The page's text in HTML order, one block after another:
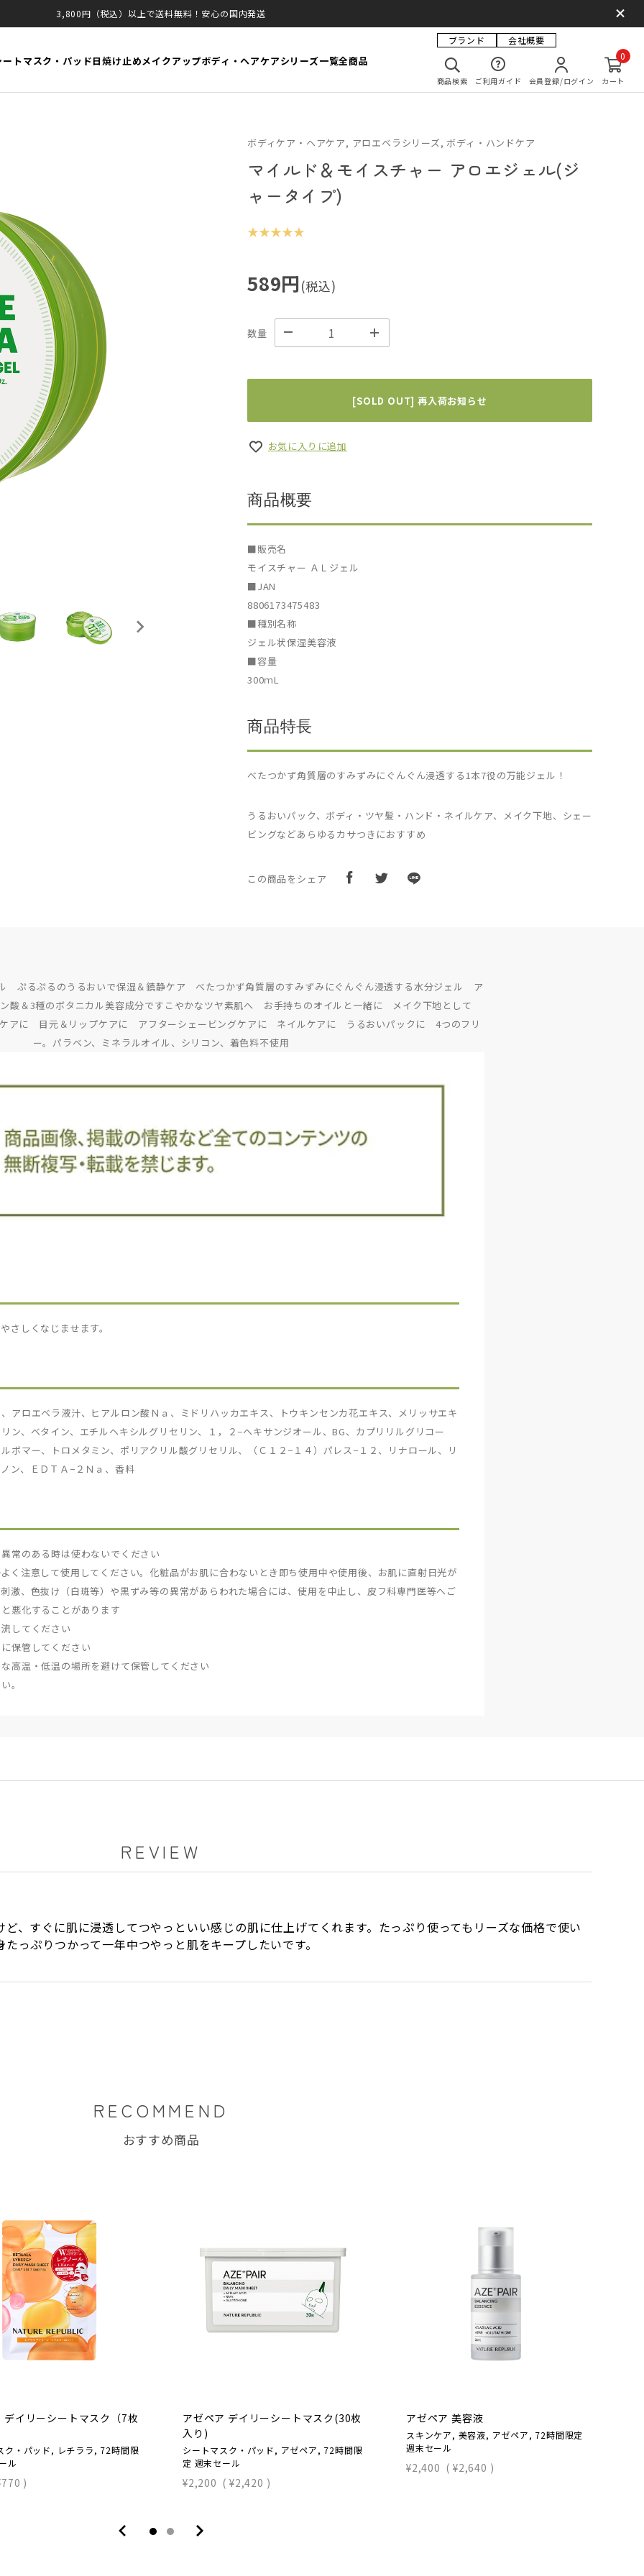
3,800円（税込）以上で送料無料！安心の国内発送
ートマスク・パッド日焼け止めメイクアップボディ・ヘアケアシリーズ一覧全商品
ブランド 会社概要
商品検索 ご利用ガイド 会員登録/ログイン カート
0
ボディケア・ヘアケア, アロエベラシリーズ, ボディ・ハンドケア
マイルド＆モイスチャー アロエジェル(ジ
ャータイプ)
★ ★ ★ ★ ★
589円 (税込)
数量
[SOLD OUT] 再入荷お知らせ
お気に入りに追加
商品概要
■販売名
モイスチャー ＡＬジェル
■JAN
8806173475483
■種別名称
ジェル状保湿美容液
■容量
300ｍL
商品特長
べたつかず角質層のすみずみにぐんぐん浸透する1本7役の万能ジェル！
うるおいパック、ボディ・ツヤ髪・ハンド・ネイルケア、メイク下地、シェー
ビングなどあらゆるカサつきにおすすめ
この商品をシェア
さしくなじませます。
アロエベラ液汁、ヒアルロン酸Ｎａ、ミドリハッカエキス、トウキンセンカ花エキス、メリッサエキ
ン、ベタイン、エチルヘキシルグリセリン、１，２−ヘキサンジオール、BG、カプリリルグリコー
ボマー、トロメタミン、ポリアクリル酸グリセリル、（Ｃ１２−１４）パレス−１２、リナロール、リ
ン、ＥＤＴＡ−２Ｎａ、香料
常のある時は使わないでください
く注意して使用してください。化粧品がお肌に合わないとき即ち使用中や使用後、お肌に直射日光が
激、色抜け（白斑等）や黒ずみ等の異常があらわれた場合には、使用を中止し、皮フ科専門医等へご
悪化することがあります
してください
保管してください
高温・低温の場所を避けて保管してください
。
REVIEW
、すぐに肌に浸透してつやっといい感じの肌に仕上げてくれます。たっぷり使ってもリーズな価格で使い
っぷりつかって一年中つやっと肌をキープしたいです。
RECOMMEND
おすすめ商品
デイリーシートマスク（7枚
ク・パッド, レチララ, 72時間限
ル
)
アゼペア デイリーシートマスク(30枚
入り)
シートマスク・パッド, アゼペア, 72時間限
定 週末セール
¥2,200 ( ¥2,420 )
アゼペア 美容液
スキンケア, 美容液, アゼペア, 72時間限定
週末セール
¥2,400 ( ¥2,640 )